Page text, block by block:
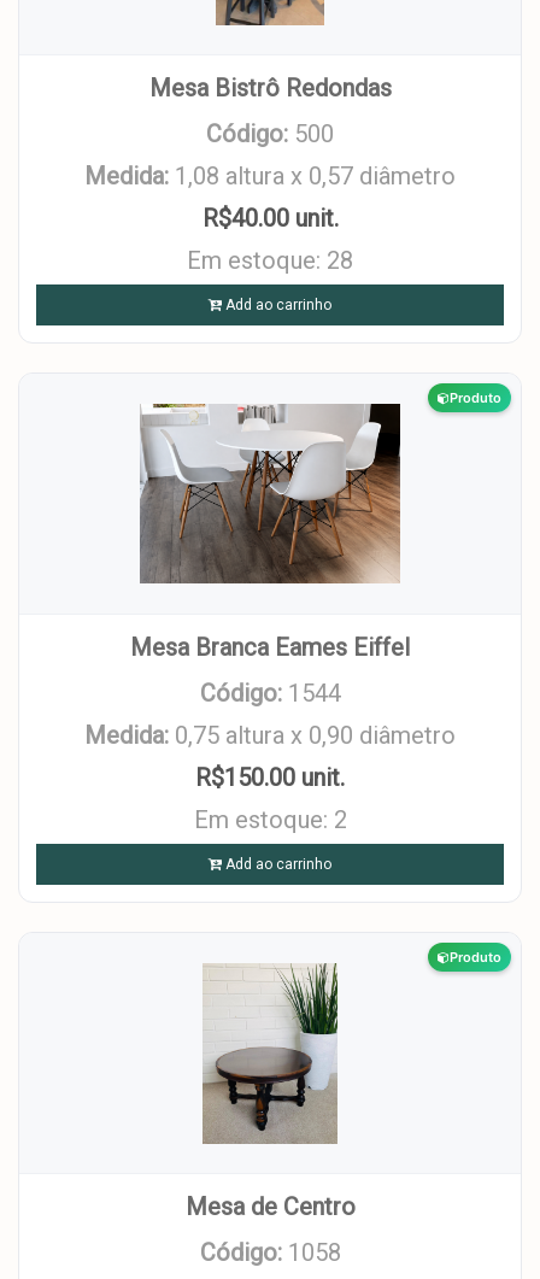
Mesa Bistrô Redondas
Código: 500
Medida: 1,08 altura x 0,57 diâmetro
R$40.00 unit.
Em estoque: 28
Add ao carrinho
Produto
Mesa Branca Eames Eiffel
Código: 1544
Medida: 0,75 altura x 0,90 diâmetro
R$150.00 unit.
Em estoque: 2
Add ao carrinho
Produto
Mesa de Centro
Código: 1058